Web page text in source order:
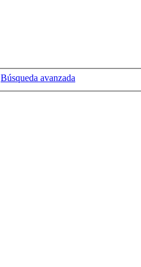
Búsqueda avanzada